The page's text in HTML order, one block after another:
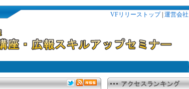
VFリリーストップ| 運営会社